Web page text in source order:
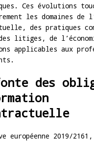
Ces évolutions
les domaines de
des pratiques
litiges, de
applicables aux
des
européenne 2019/